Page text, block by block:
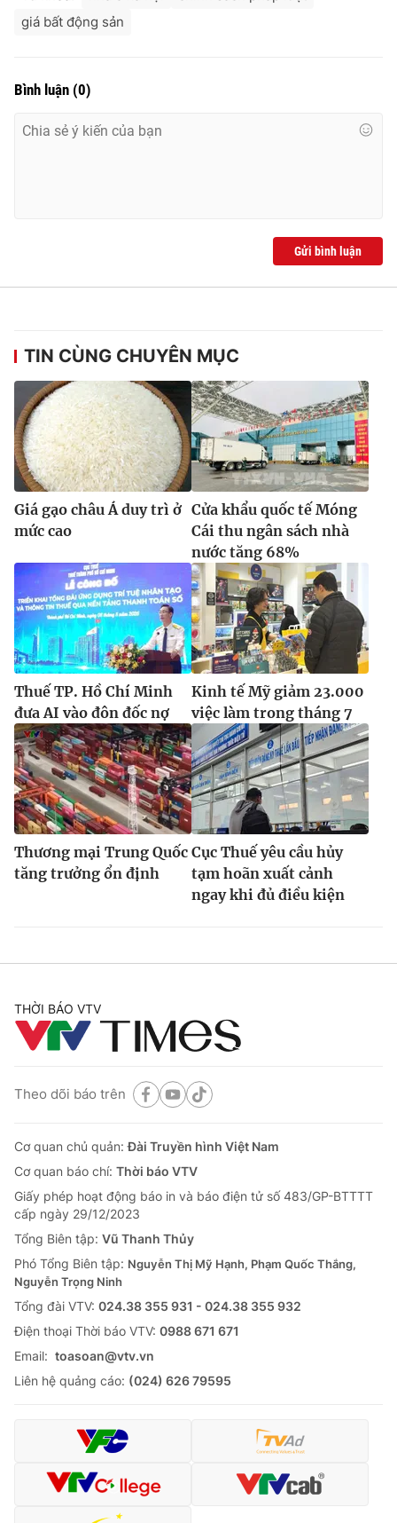
giá bất động sản
Bình luận (0)
Gửi bình luận
TIN CÙNG CHUYÊN MỤC
Giá gạo châu Á duy trì ở
mức cao
Cửa khẩu quốc tế Móng
Cái thu ngân sách nhà
nước tăng 68%
Thuế TP. Hồ Chí Minh
đưa AI vào đôn đốc nợ
Kinh tế Mỹ giảm 23.000
việc làm trong tháng 7
Thương mại Trung Quốc
tăng trưởng ổn định
Cục Thuế yêu cầu hủy
tạm hoãn xuất cảnh
ngay khi đủ điều kiện
THỜI BÁO VTV
Theo dõi báo trên
Cơ quan chủ quản:Đài Truyền hình Việt Nam
Cơ quan báo chí: Thời báo VTV
Giấy phép hoạt động báo in và báo điện tử số 483/GP-BTTTT
cấp ngày 29/12/2023
Tổng Biên tập: Vũ Thanh Thủy
Phó Tổng Biên tập: Nguyễn Thị Mỹ Hạnh, Phạm Quốc Thắng,
Nguyễn Trọng Ninh
Tổng đài VTV: 024.38 355 931 - 024.38 355 932
Ðiện thoại Thời báo VTV: 0988 671 671
Email: toasoan@vtv.vn
Liên hệ quảng cáo: (024) 626 79595